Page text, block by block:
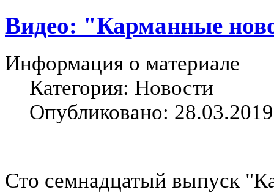
Видео: "Карманные
Информация о материале
Категория: Новости
Опубликовано:
Сто семнадцатый выпуск